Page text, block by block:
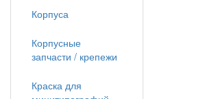
Корпуса
Корпусные
запчасти / крепежи
Краска для